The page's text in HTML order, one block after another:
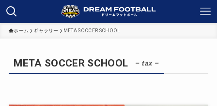
ホーム ギャラリー META SOCCER SCHOOL
META SOCCER SCHOOL – tax –